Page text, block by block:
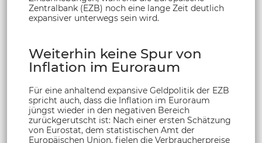
Zentralbank (EZB) noch eine lange Zeit deutlich
expansiver unterwegs sein wird.
Weiterhin keine Spur von
Inflation im Euroraum
Für eine anhaltend expansive Geldpolitik der EZB
spricht auch, dass die Inflation im Euroraum
jüngst wieder in den negativen Bereich
zurückgerutscht ist: Nach einer ersten Schätzung
von Eurostat, dem statistischen Amt der
Europäischen Union, fielen die Verbraucherpreise